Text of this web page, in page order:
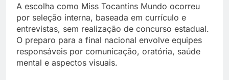
A escolha como Miss Tocantins Mundo ocorreu
por seleção interna, baseada em currículo e
entrevistas, sem realização de concurso estadual.
O preparo para a final nacional envolve equipes
responsáveis por comunicação, oratória, saúde
mental e aspectos visuais.